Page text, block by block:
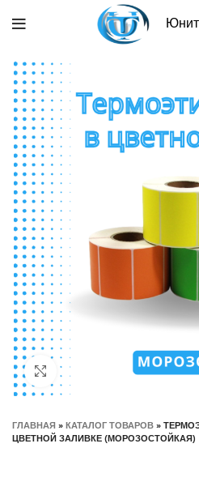
Нажмите, чтобы увеличить
ГЛАВНАЯ»КАТАЛОГ ТОВАРОВ»
ЦВЕТНОЙ ЗАЛИВКЕ (МОРОЗОСТОЙКАЯ)